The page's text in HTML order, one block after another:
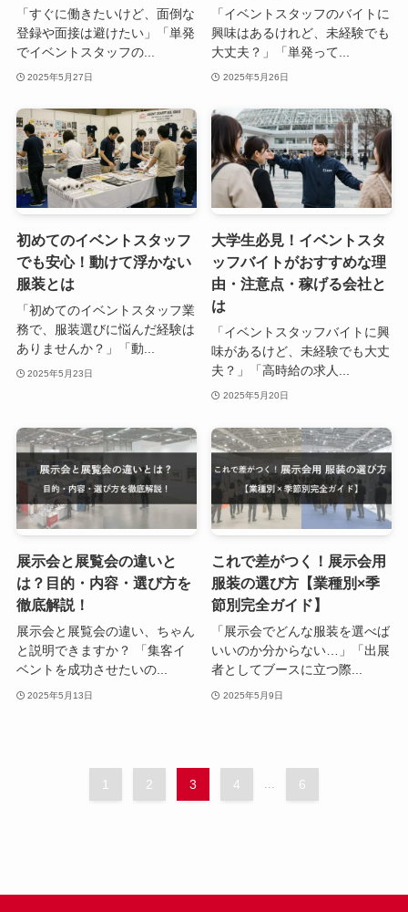
「すぐに働きたいけど、面倒な
登録や面接は避けたい」「単発
でイベントスタッフの...
2025年5月27日
「イベントスタッフのバイトに
興味はあるけれど、未経験でも
大丈夫？」「単発って...
2025年5月26日
初めてのイベントスタッフ
でも安心！動けて浮かない
服装とは
「初めてのイベントスタッフ業
務で、服装選びに悩んだ経験は
ありませんか？」「動...
2025年5月23日
大学生必見！イベントスタ
ッフバイトがおすすめな理
由・注意点・稼げる会社と
は
「イベントスタッフバイトに興
味があるけど、未経験でも大丈
夫？」「高時給の求人...
2025年5月20日
展示会と展覧会の違いと
は？目的・内容・選び方を
徹底解説！
展示会と展覧会の違い、ちゃん
と説明できますか？ 「集客イ
ベントを成功させたいの...
2025年5月13日
これで差がつく！展示会用
服装の選び方【業種別×季
節別完全ガイド】
「展示会でどんな服装を選べば
いいのか分からない…」「出展
者としてブースに立つ際...
2025年5月9日
1 2 3 4 6